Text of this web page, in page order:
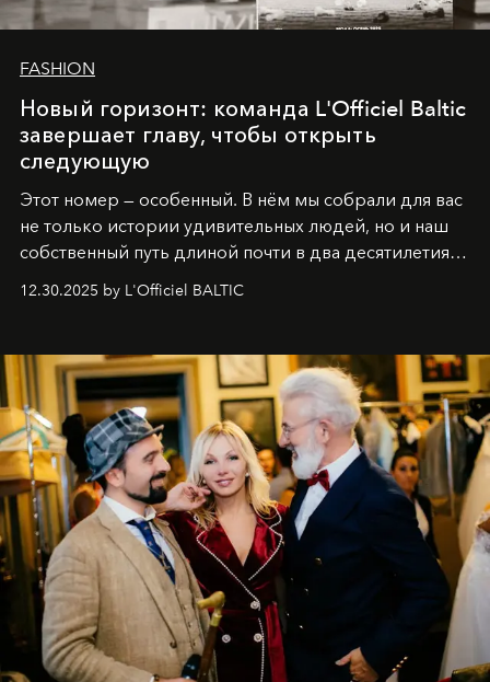
FASHION
Новый горизонт: команда L'Officiel Baltic
завершает главу, чтобы открыть
следующую
Этот номер — особенный. В нём мы собрали для вас
не только истории удивительных людей, но и наш
собственный путь длиной почти в два десятилетия.
Вместо привычного подведения итогов мы от всей
души говорим спасибо каждому, кто был с нами все
самыми искренними пожеланиями и теплом, ваша
командаL’Officiel Baltic .
12.30.2025 by L'Officiel BALTIC